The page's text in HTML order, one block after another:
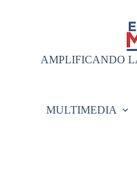
AMPLIFICANDO
MULTIMEDIA